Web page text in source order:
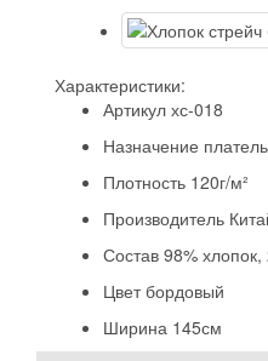
Характеристики:
Артикул хс-018
Назначение
Плотность 120г/м²
Производитель
Состав 98% хлопок,
Цвет бордовый
Ширина 145см